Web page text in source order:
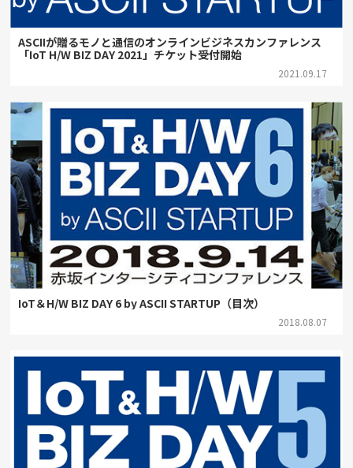
ASCIIが贈るモノと通信のオンラインビジネスカンファレンス
「IoT H/W BIZ DAY 2021」チケット受付開始
2021.09.17
IoT＆H/W BIZ DAY 6 by ASCII STARTUP（目次）
2018.08.07